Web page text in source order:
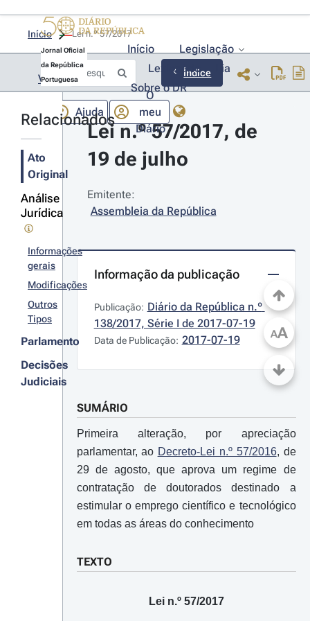
Jornal Oficial
da República
Portuguesa
Início
Legislação
Lexionário
Lia
Sobre o DR
Ajuda
O
meu
Diário
Início Lei n.º 57/2017
Voltar Índice
Relacionados
Ato
Original
Análise
Jurídica
Informações
gerais
Modificações
Outros
Tipos
Parlamento
Decisões
Judiciais
Lei n.º 57/2017, de
19 de julho
Emitente:
Assembleia da República
Informação da publicação
Publicação: Diário da República n.º
138/2017, Série I de 2017-07-19
Data de Publicação: 2017-07-19
SUMÁRIO
Primeira alteração, por apreciação
parlamentar, ao Decreto-Lei n.º 57/2016, de
29 de agosto, que aprova um regime de
contratação de doutorados destinado a
estimular o emprego científico e tecnológico
em todas as áreas do conhecimento
TEXTO
Lei n.º 57/2017
AA